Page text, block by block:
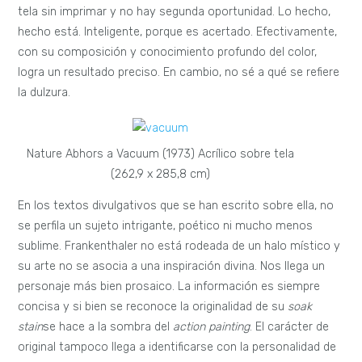
tela sin imprimar y no hay segunda oportunidad. Lo hecho,
hecho está. Inteligente, porque es acertado. Efectivamente,
con su composición y conocimiento profundo del color,
logra un resultado preciso. En cambio, no sé a qué se refiere
la dulzura.
Nature Abhors a Vacuum (1973) Acrílico sobre tela
(262,9 x 285,8 cm)
En los textos divulgativos que se han escrito sobre ella, no
se perfila un sujeto intrigante, poético ni mucho menos
sublime. Frankenthaler no está rodeada de un halo místico y
su arte no se asocia a una inspiración divina. Nos llega un
personaje más bien prosaico. La información es siempre
concisa y si bien se reconoce la originalidad de su soak
stainse hace a la sombra del action painting. El carácter de
original tampoco llega a identificarse con la personalidad de